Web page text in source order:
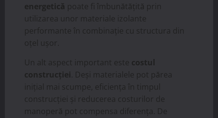
energetică poate fi îmbunătățită prin
utilizarea unor materiale izolante
performante în combinație cu structura din
oțel ușor.
Un alt aspect important este costul
construcției . Deși materialele pot părea
inițial mai scumpe, eficiența în timpul
construcției și reducerea costurilor de
manoperă pot compensa diferența. De